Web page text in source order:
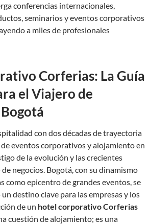
conferencias internacionales,
seminarios y eventos corporativos
a miles de profesionales
Corferias: La Guía
el Viajero de
con dos décadas de trayectoria
eventos corporativos y alojamiento en
de la evolución y las crecientes
negocios. Bogotá, con su dinamismo
como epicentro de grandes eventos, se
destino clave para las empresas y los
de un hotel corporativo Corferias
cuestión de alojamiento; es una